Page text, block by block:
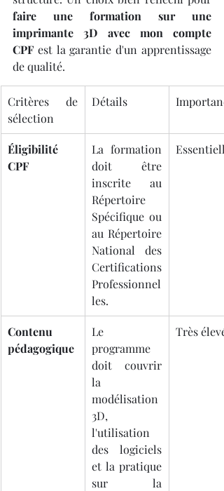
faire une formation sur une
imprimante 3D avec mon compte
CPF est la garantie d'un apprentissage
de qualité.
Critères de
sélection
Détails
Éligibilité
CPF
La formation
doit être
inscrite au
Répertoire
Spécifique ou
au Répertoire
National des
Certifications
Professionnel
les.
Essentielle
Contenu
pédagogique
Le
programme
doit couvrir
la
modélisation
3D,
l'utilisation
des logiciels
et la pratique
sur la
Très